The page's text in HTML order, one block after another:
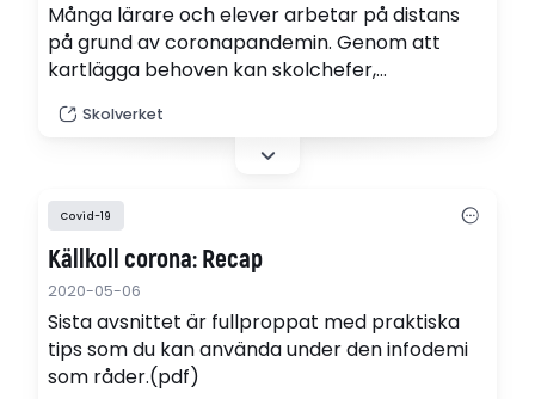
Många lärare och elever arbetar på distans
på grund av coronapandemin. Genom att
kartlägga behoven kan skolchefer,
prioriteringar och ge rätt stöd.
Skolverket
Covid-19
Källkoll corona: Recap
2020-05-06
Sista avsnittet är fullproppat med praktiska
tips som du kan använda under den infodemi
som råder.(pdf)